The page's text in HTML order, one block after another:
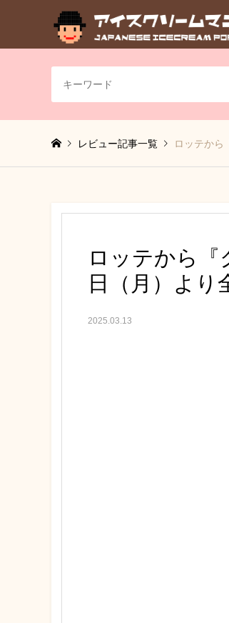
レビュー記事一覧 ロッテから
ロッテから
日（月）より
2025.03.13